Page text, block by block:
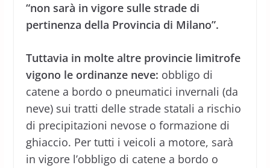
“non sarà in vigore sulle strade di
pertinenza della Provincia di Milano”.
Tuttavia in molte altre provincie limitrofe
vigono le ordinanze neve: obbligo di
catene a bordo o pneumatici invernali (da
neve) sui tratti delle strade statali a rischio
di precipitazioni nevose o formazione di
ghiaccio. Per tutti i veicoli a motore, sarà
in vigore l’obbligo di catene a bordo o